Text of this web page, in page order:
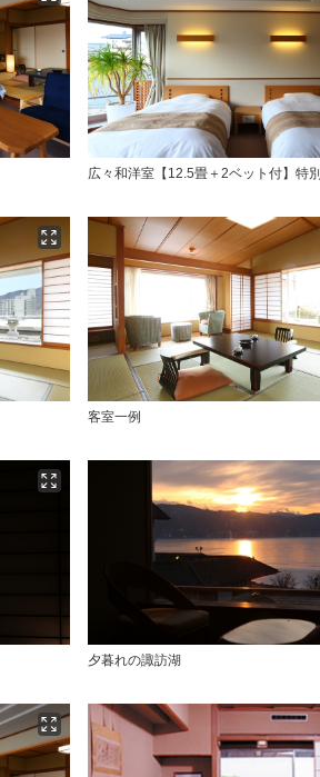
広々和洋室【12.5畳＋2ベット付】特
客室一例
夕暮れの諏訪湖